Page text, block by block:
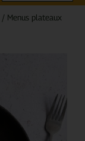
/ Menus plateaux